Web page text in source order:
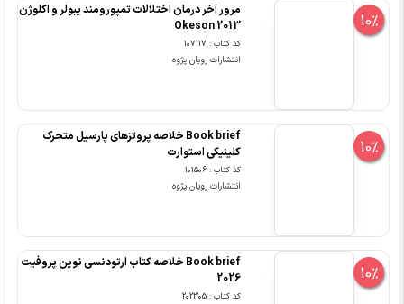
10%
مرور آخر درمان اختلالات تمپورومند یبولر و اکلوژن
Okeson 2013
کد کتاب : 107117
انتشارات رویان پژوه
10%
Book brief خلاصه پروتزهای پارسیل متحرک
کلینیکی استوارت
کد کتاب : 101506
انتشارات رویان پژوه
10%
Book brief خلاصه کتاب ارتودنسی نوین پروفیت
2026
کد کتاب : 202305